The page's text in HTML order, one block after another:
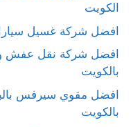
الكويت
افضل شركة غسيل
افضل شركة نقل عفش و
بالكويت
افضل مقوي سيرفس
بالكويت